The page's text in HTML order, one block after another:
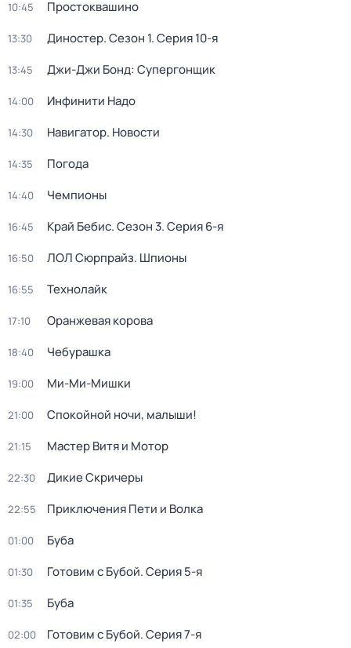
10:45 Простоквашино
13:30 Диностер. Сезон 1. Серия 10-я
13:45 Джи-Джи Бонд: Супергонщик
14:00 Инфинити Надо
14:30 Навигатор. Новости
14:35 Погода
14:40 Чемпионы
16:45 Край Бебис. Сезон 3. Серия 6-я
16:50 ЛОЛ Сюрпрайз. Шпионы
16:55 Технолайк
17:10 Оранжевая корова
18:40 Чебурашка
19:00 Ми-Ми-Мишки
21:00 Спокойной ночи, малыши!
21:15 Мастер Витя и Мотор
22:30 Дикие Скричеры
22:55 Приключения Пети и Волка
01:00 Буба
01:30 Готовим с Бубой. Серия 5-я
01:35 Буба
02:00 Готовим с Бубой. Серия 7-я